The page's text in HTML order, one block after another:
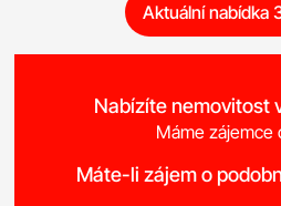
Aktuální nabídka
Nabízíte nemovitost
Máme zájemce
Máte-li zájem o